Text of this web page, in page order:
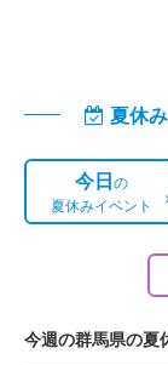
夏休
今日の
夏休みイベント
今週の群馬県の夏